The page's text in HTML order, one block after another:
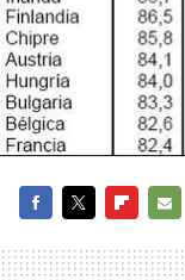
MAIL